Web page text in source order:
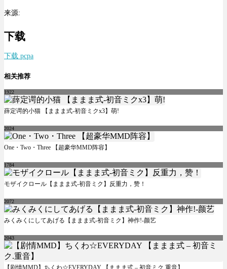
来源:
下载
下载 pcpa
相关推荐
1922
薛定谔的小猫 【ままま式-初音ミクx3】萌!
2024
One・Two・Three 【超豪华MMD阵容】
1784
モザイクロール【ままま式-初音ミク】反重力，赞！
2072
みくみくにしてあげる【ままま式-初音ミク】神作!-颜艺
2043
【剧情MMD】ちくわ☆EVERYDAY 【ままま式 – 初音ミク.重音】